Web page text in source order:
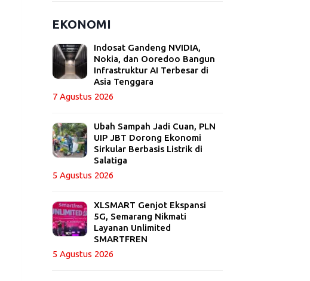
EKONOMI
Indosat Gandeng NVIDIA,
Nokia, dan Ooredoo Bangun
Infrastruktur AI Terbesar di
Asia Tenggara
7 Agustus 2026
Ubah Sampah Jadi Cuan, PLN
UIP JBT Dorong Ekonomi
Sirkular Berbasis Listrik di
Salatiga
5 Agustus 2026
XLSMART Genjot Ekspansi
5G, Semarang Nikmati
Layanan Unlimited
SMARTFREN
5 Agustus 2026